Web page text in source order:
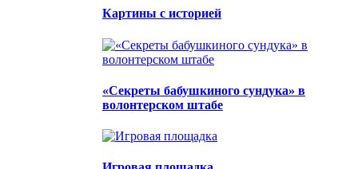
Картины с историей
«Секреты бабушкиного сундука» в
волонтерском штабе